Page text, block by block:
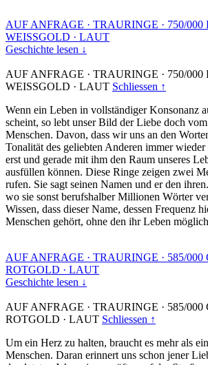
AUF ANFRAGE · TRAURINGE · 750/
WEISSGOLD · LAUT
Geschichte lesen ↓
AUF ANFRAGE · TRAURINGE · 750/
WEISSGOLD · LAUT Schliessen ↑
Wenn ein Leben in vollständiger Konsonanz
scheint, so lebt unser Bild der Liebe doch
Menschen. Davon, dass wir uns an den
Tonalität des geliebten Anderen immer
erst und gerade mit ihm den Raum unseres
ausfüllen können. Diese Ringe zeigen zwei
rufen. Sie sagt seinen Namen und er den
wo sie sonst berufshalber Millionen Wörter
Wissen, dass dieser Name, dessen Frequenz
Menschen gehört, ohne den ihr Leben
AUF ANFRAGE · TRAURINGE · 585/
ROTGOLD · LAUT
Geschichte lesen ↓
AUF ANFRAGE · TRAURINGE · 585/
ROTGOLD · LAUT Schliessen ↑
Um ein Herz zu halten, braucht es mehr als
Menschen. Daran erinnert uns schon jener